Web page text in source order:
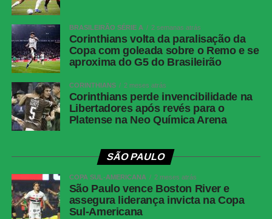
BRASILEIRÃO SÉRIE A 2 semanas atrás
Corinthians volta da paralisação da
Copa com goleada sobre o Remo e se
aproxima do G5 do Brasileirão
CORINTHIANS 2 meses atrás
Corinthians perde invencibilidade na
Libertadores após revés para o
Platense na Neo Química Arena
SÃO PAULO
COPA SUL-AMERICANA 2 meses atrás
São Paulo vence Boston River e
assegura liderança invicta na Copa
Sul-Americana